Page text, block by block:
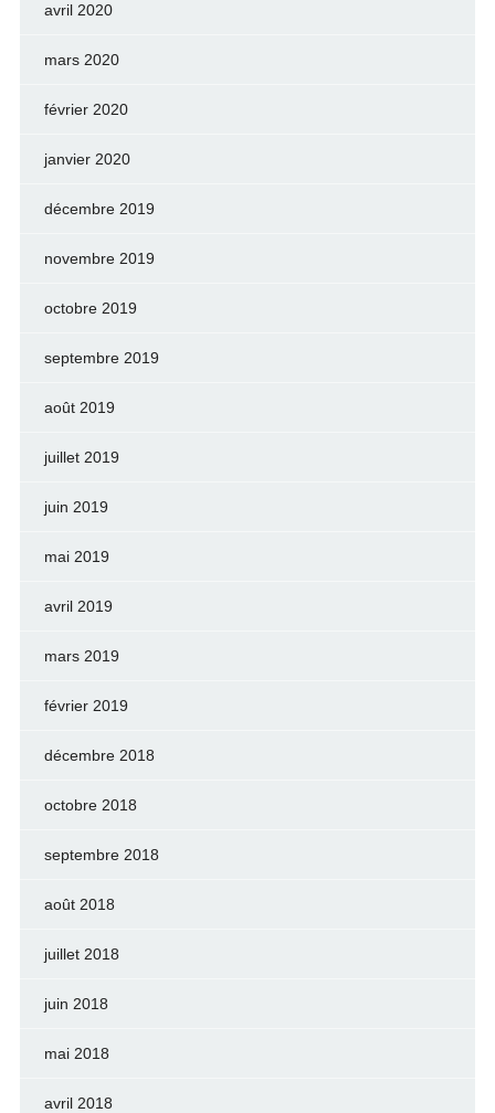
avril 2020
mars 2020
février 2020
janvier 2020
décembre 2019
novembre 2019
octobre 2019
septembre 2019
août 2019
juillet 2019
juin 2019
mai 2019
avril 2019
mars 2019
février 2019
décembre 2018
octobre 2018
septembre 2018
août 2018
juillet 2018
juin 2018
mai 2018
avril 2018